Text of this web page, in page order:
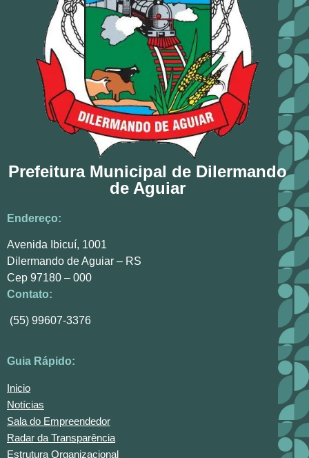
Prefeitura Municipal de Dilermando
de Aguiar
Endereço:
Avenida Ibicuí, 1001
Dilermando de Aguiar – RS
Cep 97180 – 000
Contato:
(55) 99607-3376
Guia Rápido:
Inicio
Notícias
Sala do Empreendedor
Radar da Transparência
Estrutura Organizacional